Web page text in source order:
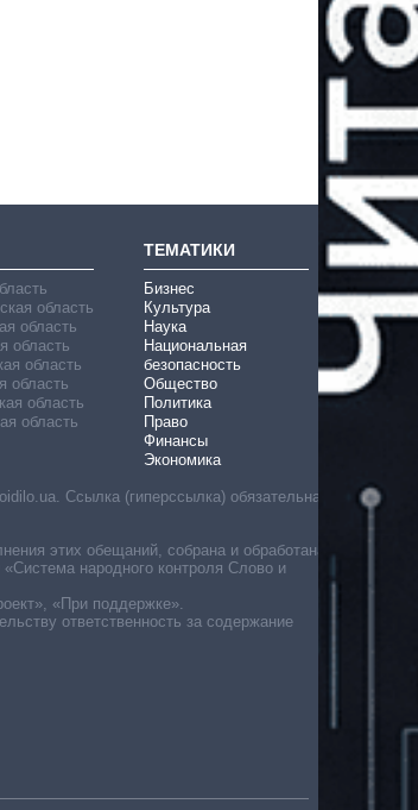
область
область
область
область
область
область
область
ТЕМАТИКИ
Бизнес
Культура
Наука
Национальная
безопасность
Общество
Политика
Право
Финансы
Экономика
Ссылка (гиперссылка) обязательна
этих обещаний, собрана и обработана
народного контроля Слово и
«При поддержке».
ответственность за содержание